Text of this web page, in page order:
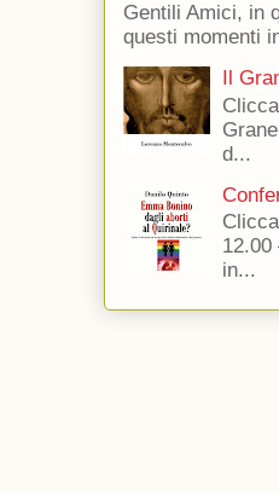
Gentili Amici, in
questi momenti
Il
d...
12.00
in...